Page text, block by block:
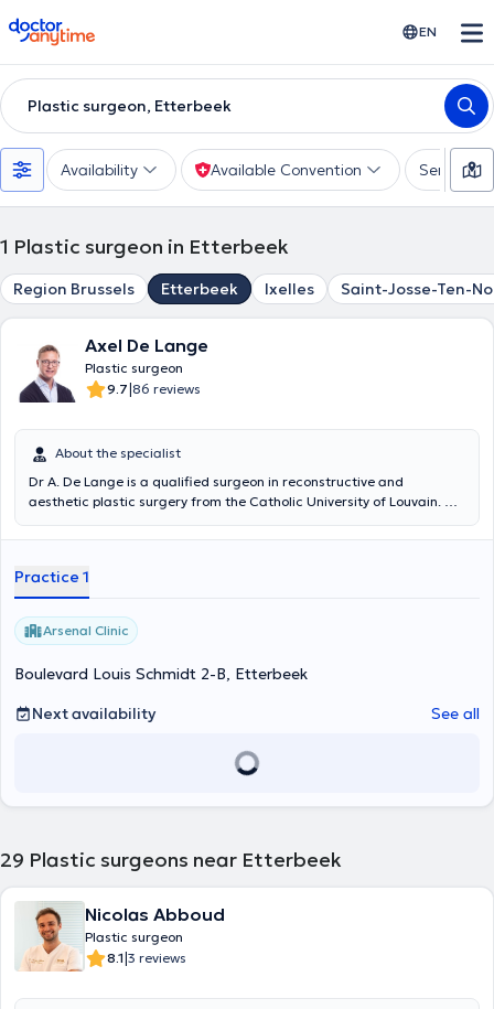
doctoranytime EN
Plastic surgeon, Etterbeek
Availability Available Convention Services
1 Plastic surgeon in Etterbeek
Region Brussels Etterbeek Ixelles Saint-Josse-Ten-
Axel De Lange
Plastic surgeon
9.7|86 reviews
About the specialist
Dr A. De Lange is a qualified surgeon in reconstructive and
aesthetic plastic surgery from the Catholic University of Louvain. He
bariatric surgery. He also practices aesthetic medicine (Botox and
you to the PolyCare Brussels center in Woluwe-Saint-Pierre.
Practice 1
Arsenal Clinic
Boulevard Louis Schmidt 2-B, Etterbeek
Next availability
See all
29 Plastic surgeons near Etterbeek
Nicolas Abboud
Plastic surgeon
8.1|3 reviews